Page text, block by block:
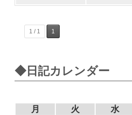
1 / 1 1
◆日記カレンダー
月
火 水